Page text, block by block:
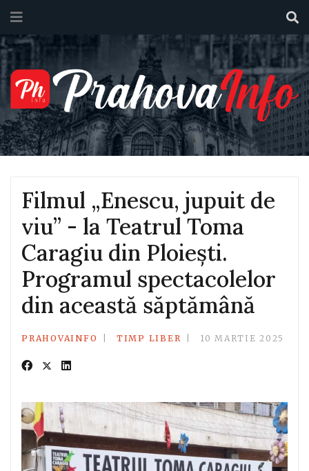
Filmul „Enescu, jupuit de
viu” - la Teatrul Toma
Caragiu din Ploiești.
Programul spectacolelor
din această săptămână
PRAHOVAINFO TIMP LIBER 10 MARTIE 2025